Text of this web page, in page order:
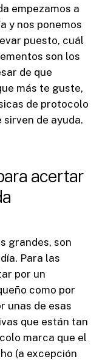
empezamos a
y nos ponemos
puesto, cuál
son los
de que
más te guste,
de protocolo
de ayuda.
acertar
grandes, son
Para las
por un
como por
unas de esas
que están tan
marca que el
(a excepción